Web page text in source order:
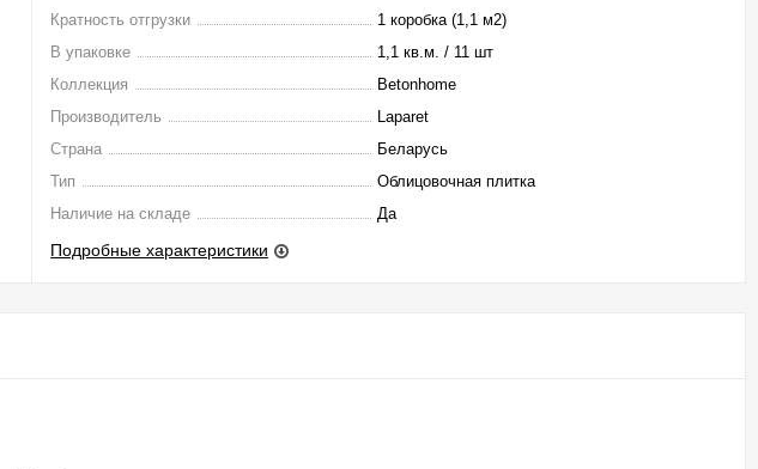
Кратность отгрузки
1 коробка (1,1 м2)
В упаковке
1,1 кв.м. / 11 шт
Коллекция
Betonhome
Производитель
Laparet
Страна
Беларусь
Тип
Облицовочная плитка
Наличие на складе
Да
Подробные характеристики